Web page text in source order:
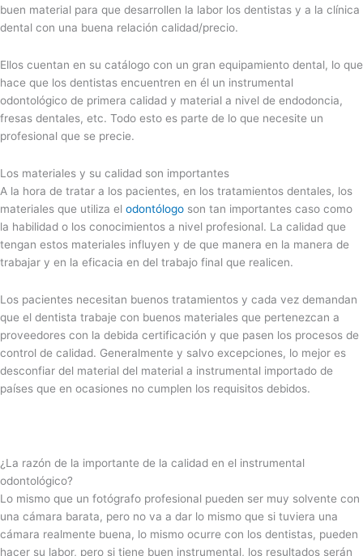
buen material para que desarrollen la labor los dentistas y a la clínica
dental con una buena relación calidad/precio.
Ellos cuentan en su catálogo con un gran equipamiento dental, lo que
hace que los dentistas encuentren en él un instrumental
odontológico de primera calidad y material a nivel de endodoncia,
fresas dentales, etc. Todo esto es parte de lo que necesite un
profesional que se precie.
Los materiales y su calidad son importantes
A la hora de tratar a los pacientes, en los tratamientos dentales, los
materiales que utiliza el odontólogo son tan importantes caso como
la habilidad o los conocimientos a nivel profesional. La calidad que
tengan estos materiales influyen y de que manera en la manera de
trabajar y en la eficacia en del trabajo final que realicen.
Los pacientes necesitan buenos tratamientos y cada vez demandan
que el dentista trabaje con buenos materiales que pertenezcan a
proveedores con la debida certificación y que pasen los procesos de
control de calidad. Generalmente y salvo excepciones, lo mejor es
desconfiar del material del material a instrumental importado de
países que en ocasiones no cumplen los requisitos debidos.
¿La razón de la importante de la calidad en el instrumental
odontológico?
Lo mismo que un fotógrafo profesional pueden ser muy solvente con
una cámara barata, pero no va a dar lo mismo que si tuviera una
cámara realmente buena, lo mismo ocurre con los dentistas, pueden
hacer su labor, pero si tiene buen instrumental, los resultados serán